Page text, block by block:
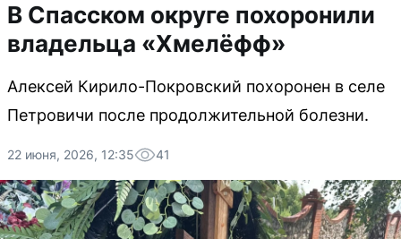
В Спасском округе похоронили
владельца «Хмелёфф»
Алексей Кирило-Покровский похоронен в селе
Петровичи после продолжительной болезни.
22 июня, 2026, 12:35 41